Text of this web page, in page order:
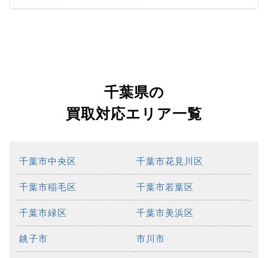
千葉県の
買取対応エリア一覧
千葉市中央区 千葉市花見川区
千葉市稲毛区 千葉市若葉区
千葉市緑区 千葉市美浜区
銚子市 市川市